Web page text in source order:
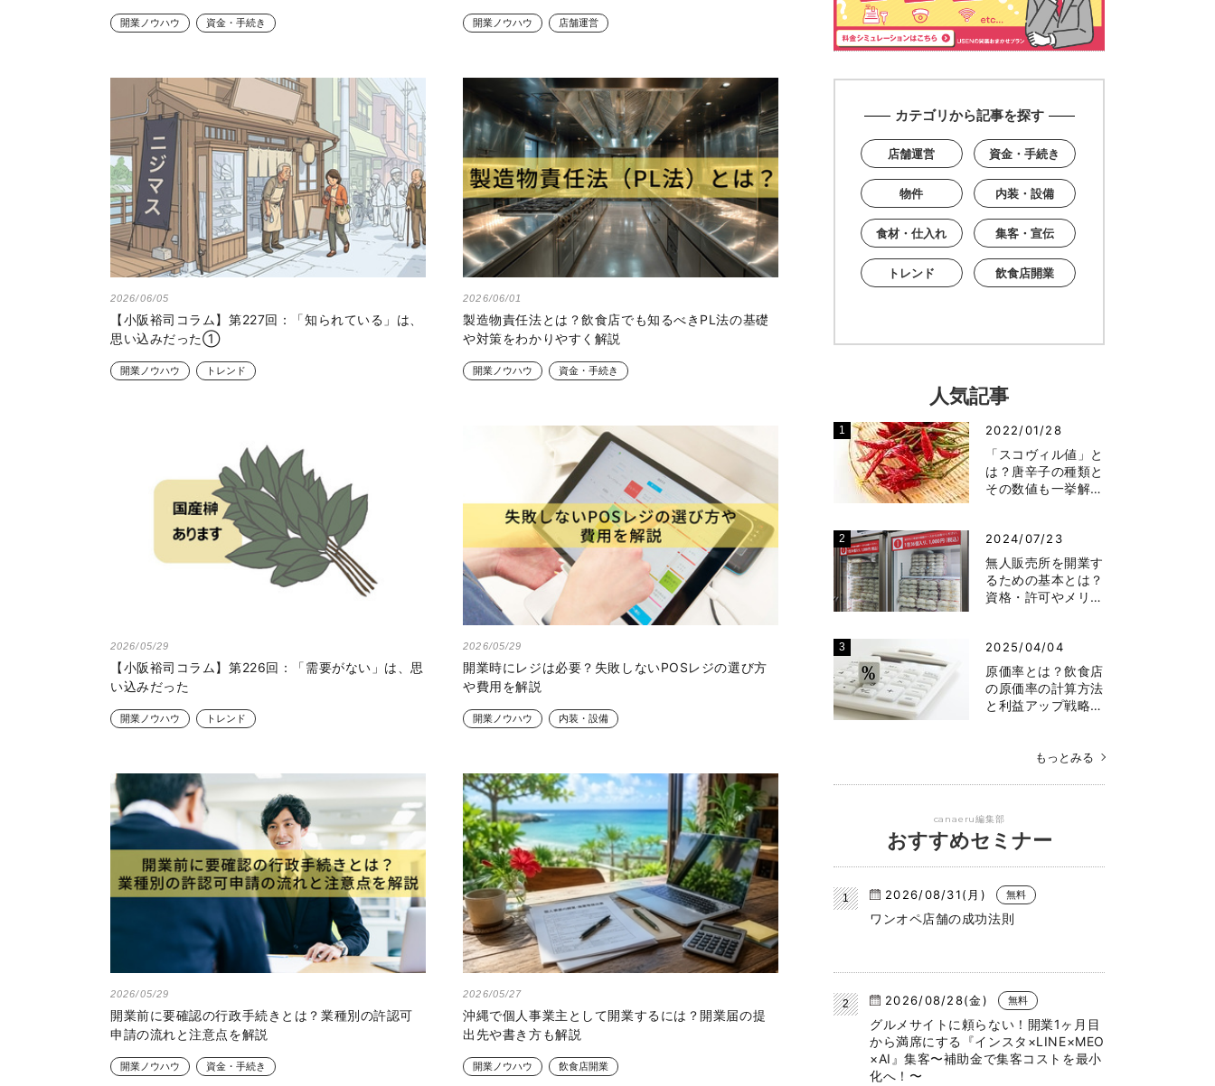
開業ノウハウ 資金・手続き 開業ノウハウ 店舗運営
2026/06/05
【小阪裕司コラム】第227回：「知られている」は、
思い込みだった①
開業ノウハウ トレンド
2026/06/01
製造物責任法とは？飲食店でも知るべきPL法の基礎
や対策をわかりやすく解説
開業ノウハウ 資金・手続き
2026/05/29
【小阪裕司コラム】第226回：「需要がない」は、思
い込みだった
開業ノウハウ トレンド
2026/05/29
開業時にレジは必要？失敗しないPOSレジの選び方
や費用を解説
開業ノウハウ 内装・設備
2026/05/29
開業前に要確認の行政手続きとは？業種別の許認可
申請の流れと注意点を解説
開業ノウハウ 資金・手続き
2026/05/27
沖縄で個人事業主として開業するには？開業届の提
出先や書き方も解説
開業ノウハウ 飲食店開業
カテゴリから記事を探す
店舗運営 資金・手続き
物件 内装・設備
食材・仕入れ 集客・宣伝
トレンド 飲食店開業
人気記事
2022/01/28
「スコヴィル値」と
は？唐辛子の種類と
その数値も一挙解…
2024/07/23
無人販売所を開業す
るための基本とは？
資格・許可やメリ…
2025/04/04
原価率とは？飲食店
の原価率の計算方法
と利益アップ戦略…
もっとみる
canaeru編集部
おすすめセミナー
2026/08/31(月) 無料
ワンオペ店舗の成功法則
2026/08/28(金) 無料
グルメサイトに頼らない！開業1ヶ月目
から満席にする『インスタ×LINE×MEO
×AI』集客〜補助金で集客コストを最小
化へ！〜